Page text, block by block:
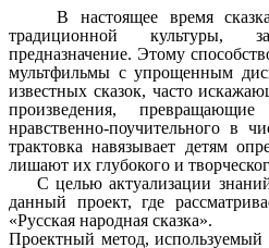
В настоящее время
традиционной культуры,
предназначение. Этому
мультфильмы с упрощенным
известных сказок, часто
произведения,
нравственно-поучительного в
трактовка навязывает детям
лишают их глубокого и
С целью актуализации
данный проект, где
«Русская народная сказка».
Проектный метод, используемый